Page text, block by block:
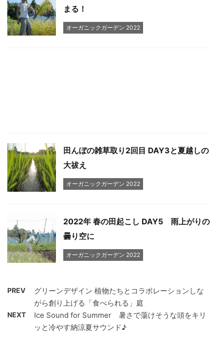
まる！
オーガニックガーデン 2022
田んぼの雑草取り2回目 DAY3と夏越しの
大祓え
オーガニックガーデン 2022
2022年 春の田起こし DAY5 雨上がりの
曇り空に
オーガニックガーデン 2022
PREV
グリーンデザイン 植物たちとコラボレーションしな
がら創り上げる「食べられる」庭
NEXT
Ice Sound for Summer 暑さで蕩けそうな頭をキリ
ッと冷やす納涼夏サウンド♪